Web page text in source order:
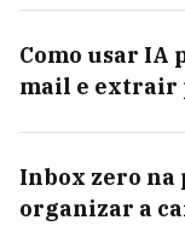
Como usar IA
mail e extrair
Inbox zero na
organizar a